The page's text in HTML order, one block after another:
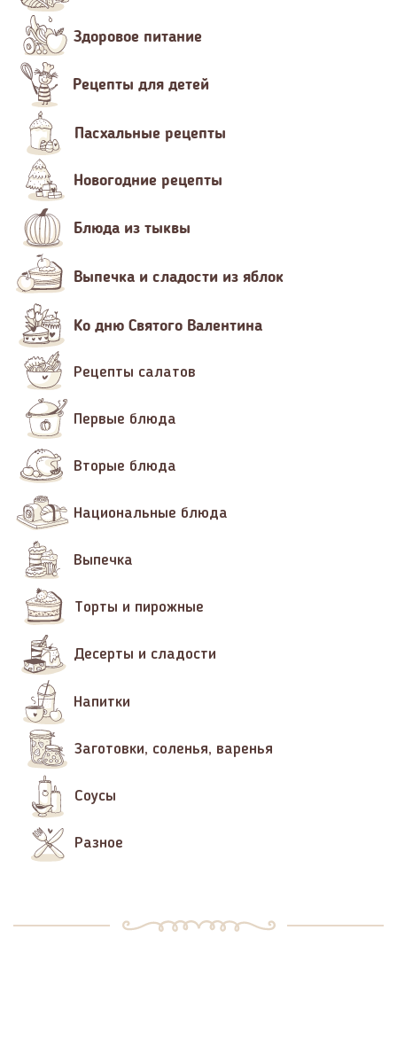
Здоровое питание
Рецепты для детей
Пасхальные рецепты
Новогодние рецепты
Блюда из тыквы
Выпечка и сладости из яблок
Ко дню Святого Валентина
Рецепты салатов
Первые блюда
Вторые блюда
Национальные блюда
Выпечка
Торты и пирожные
Десерты и сладости
Напитки
Заготовки, соленья, варенья
Соусы
Разное